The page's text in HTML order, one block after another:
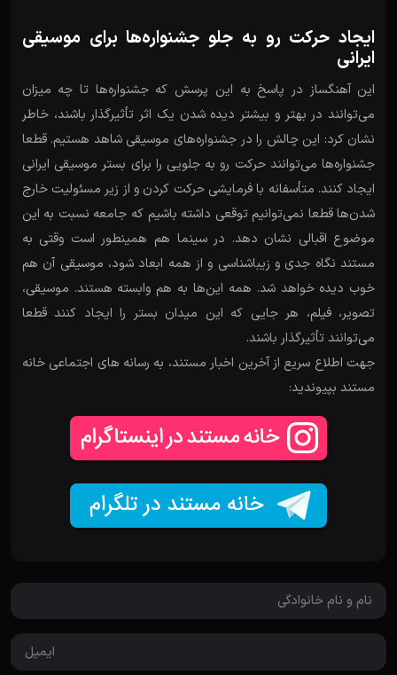
ایجاد حرکت رو به جلو جشنواره‌ها برای موسیقی
ایرانی
این آهنگساز در پاسخ به این پرسش که جشنواره‌ها تا چه میزان
می‌توانند در بهتر و بیشتر دیده شدن یک اثر تأثیرگذار باشند، خاطر
نشان کرد: این چالش را در جشنواره‌های موسیقی شاهد هستیم. قطعا
جشنواره‌ها می‌توانند حرکت رو به جلویی را برای بستر موسیقی ایرانی
ایجاد کنند. متأسفانه با فرمایشی حرکت کردن و از زیر مسئولیت خارج
شدن‌ها قطعا نمی‌توانیم توقعی داشته باشیم که جامعه نسبت به این
موضوع اقبالی نشان دهد. در سینما هم همینطور است وقتی به
مستند نگاه جدی و زیباشناسی و از همه ابعاد شود، موسیقی آن هم
خوب دیده خواهد شد. همه این‌ها به هم وابسته هستند. موسیقی،
تصویر، فیلم، هر جایی که این میدان بستر را ایجاد کنند قطعا
می‌توانند تأثیرگذار باشند.
جهت اطلاع سریع از آخرین اخبار مستند، به رسانه های اجتماعی خانه
مستند بپیوندید: